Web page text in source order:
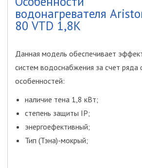
водонагревателя
80 VTD 1,8K
Данная модель обеспечивает
систем водоснабжения за счет ряда
особенностей:
наличие тена 1,8 кВт;
степень защиты IP;
энергоефективный;
Тип (Тэна)-мокрый;